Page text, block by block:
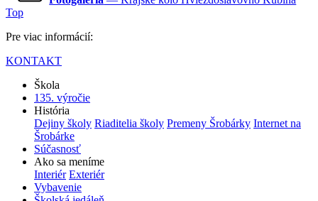
Top
Pre viac informácií:
KONTAKT
Škola
135. výročie
História
Dejiny školy Riaditelia školy Premeny Šrobárky Internet na
Šrobárke
Súčasnosť
Ako sa meníme
Interiér Exteriér
Vybavenie